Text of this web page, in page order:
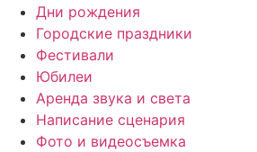
Дни рождения
Городские праздники
Фестивали
Юбилеи
Аренда звука и света
Написание сценария
Фото и видеосъемка